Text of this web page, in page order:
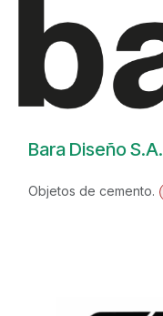
Bara Diseño S.A.
Objetos de cemento.